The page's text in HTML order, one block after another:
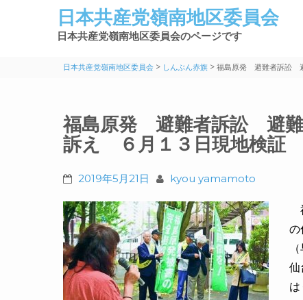
日本共産党嶺南地区委員会
日本共産党嶺南地区委員会のページです
日本共産党嶺南地区委員会 > しんぶん赤旗 > 福島原発 避難者訴訟
福島原発 避難者訴訟 避難
訴え ６月１３日現地検証
2019年5月21日 kyou yamamoto
の
仙